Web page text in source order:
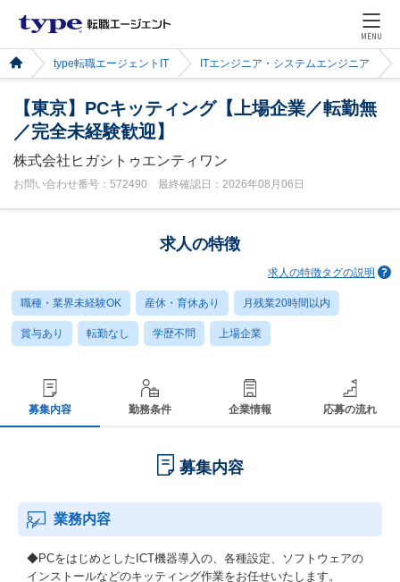
MENU
type転職エージェントIT ITエンジニア・システムエンジニア
【東京】PCキッティング【上場企業／転勤無
／完全未経験歓迎】
株式会社ヒガシトゥエンティワン
お問い合わせ番号：572490 最終確認日：2026年08月06日
求人の特徴
求人の特徴タグの説明
職種・業界未経験OK 産休・育休あり 月残業20時間以内
賞与あり 転勤なし 学歴不問 上場企業
募集内容 勤務条件 企業情報 応募の流れ
募集内容
業務内容
◆PCをはじめとしたICT機器導入の、各種設定、ソフトウェアの
インストールなどのキッティング作業をお任せいたします。